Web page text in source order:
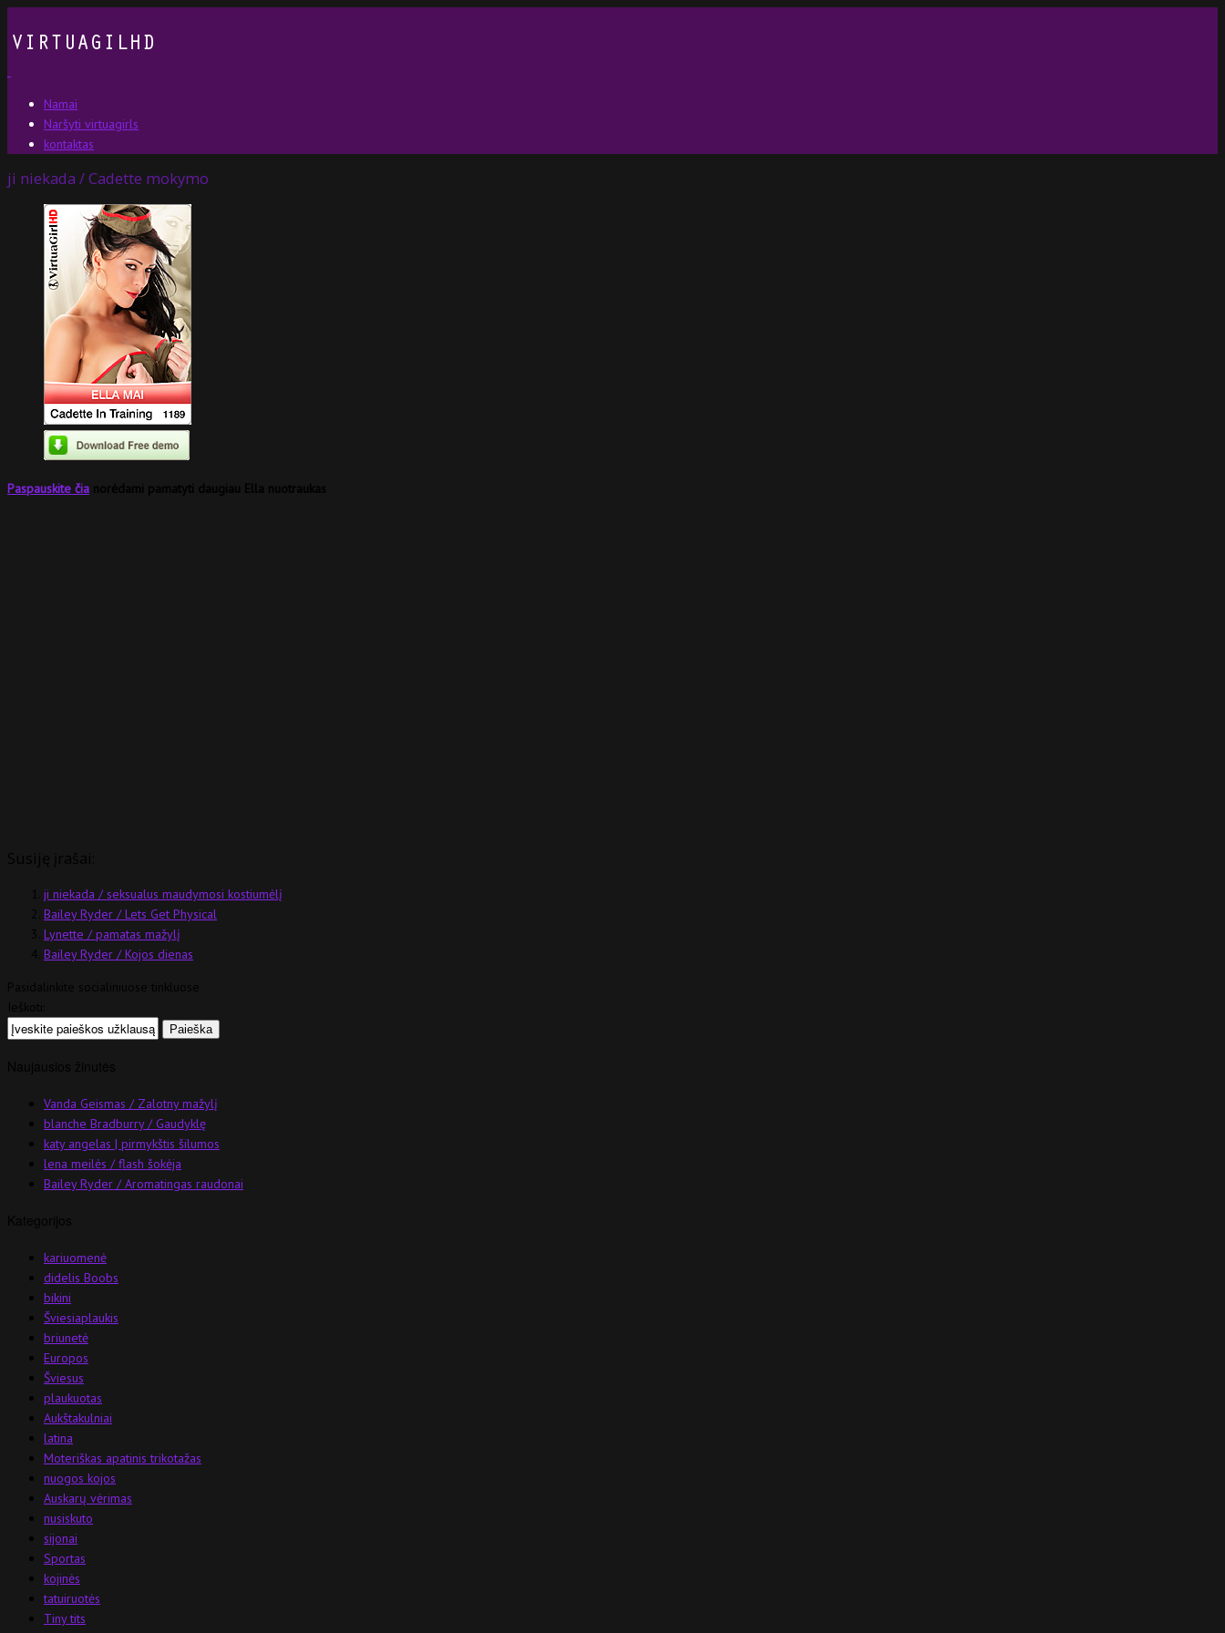
Namai
Naršyti virtuagirls
kontaktas
ji niekada / Cadette mokymo
Paspauskite čia
ji niekada / seksualus maudymosi kostiumėlį
Bailey Ryder / Lets Get Physical
Lynette / pamatas mažylį
Bailey Ryder / Kojos dienas
Vanda Geismas / Zalotny mažylį
blanche Bradburry / Gaudyklę
katy angelas | pirmykštis šilumos
lena meilės / flash šokėja
Bailey Ryder / Aromatingas raudonai
kariuomenė
didelis Boobs
bikini
Šviesiaplaukis
briunetė
Europos
Šviesus
plaukuotas
Aukštakulniai
latina
Moteriškas apatinis trikotažas
nuogos kojos
Auskarų vėrimas
nusiskuto
sijonai
Sportas
kojinės
tatuiruotės
Tiny tits